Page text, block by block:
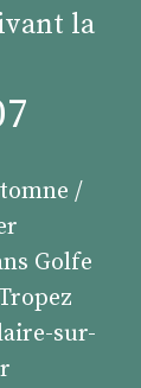
la
/
Golfe
sur-